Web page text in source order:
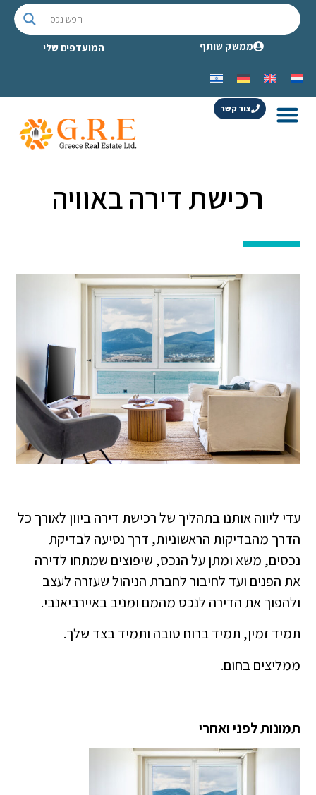
ממשק שותף המועדפים שלי
צור קשר
רכישת דירה באוויה
עדי ליווה אותנו בתהליך של רכישת דירה ביוון לאורך כל
הדרך מהבדיקות הראשוניות, דרך נסיעה לבדיקת
נכסים, משא ומתן על הנכס, שיפוצים שמתחו לדירה
את הפנים ועד לחיבור לחברת הניהול שעזרה לעצב
ולהפוך את הדירה לנכס מהמם ומניב באיירביאנבי.
תמיד זמין, תמיד ברוח טובה ותמיד בצד שלך.
ממליצים בחום.
תמונות לפני ואחרי